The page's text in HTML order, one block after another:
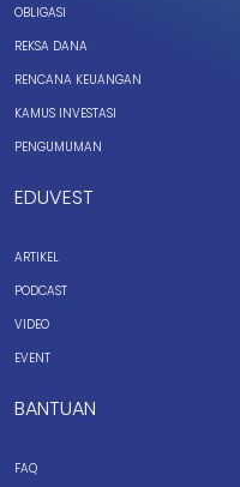
OBLIGASI
REKSA DANA
RENCANA KEUANGAN
KAMUS INVESTASI
PENGUMUMAN
EDUVEST
ARTIKEL
PODCAST
VIDEO
EVENT
BANTUAN
FAQ